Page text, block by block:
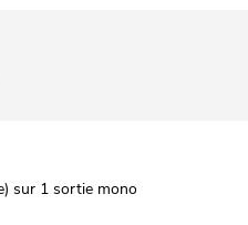
sur 1 sortie mono